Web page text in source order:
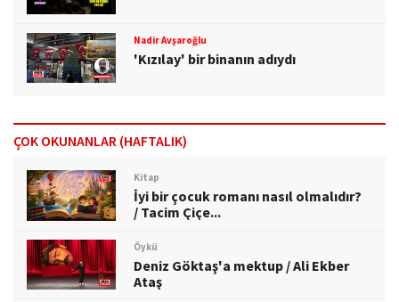
Nadir Avşaroğlu
'Kızılay' bir binanın adıydı
ÇOK OKUNANLAR (HAFTALIK)
Kitap
İyi bir çocuk romanı nasıl olmalıdır?
/ Tacim Çiçe...
Öykü
Deniz Göktaş'a mektup / Ali Ekber
Ataş